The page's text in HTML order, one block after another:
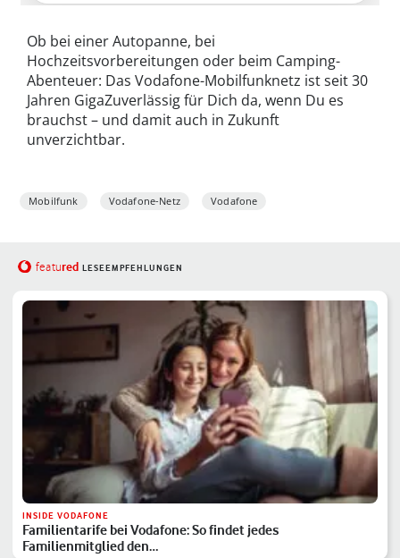
Ob bei einer Autopanne, bei
Hochzeitsvorbereitungen oder beim Camping-
Abenteuer: Das Vodafone-Mobilfunknetz ist seit 30
Jahren GigaZuverlässig für Dich da, wenn Du es
brauchst – und damit auch in Zukunft
unverzichtbar.
Mobilfunk Vodafone-Netz Vodafone
featured LESEEMPFEHLUNGEN
INSIDE VODAFONE
Familientarife bei Vodafone: So findet jedes
Familienmitglied den…